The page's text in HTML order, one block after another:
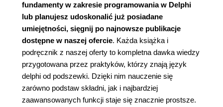
fundamenty w zakresie programowania w Delphi
lub planujesz udoskonalić już posiadane
umiejętności, sięgnij po najnowsze publikacje
dostępne w naszej ofercie. Każda książka i
podręcznik z naszej oferty to kompletna dawka wiedzy
przygotowana przez praktyków, którzy znają język
delphi od podszewki. Dzięki nim nauczenie się
zarówno podstaw składni, jak i najbardziej
zaawansowanych funkcji staje się znacznie prostsze.